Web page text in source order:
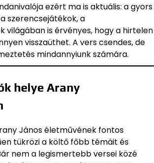
ezért ma is aktuális: a gyors
szerencsejátékok, a
világában is érvényes, hogy a hirtelen
visszaüthet. A vers csendes, de
mindannyiunk számára.
helye Arany
János életművének fontos
tükrözi a költő főbb témáit és
nem a legismertebb versei közé